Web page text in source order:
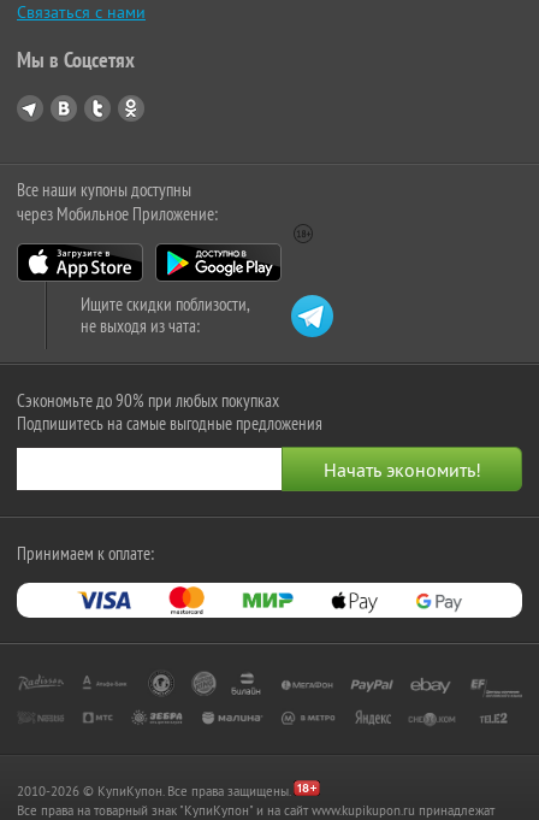
Связаться с нами
Мы в Соцсетях
Все наши купоны доступны
через Мобильное Приложение:
Ищите скидки поблизости,
не выходя из чата:
Сэкономьте до 90% при любых покупках
Подпишитесь на самые выгодные предложения
Принимаем к оплате:
2010-2026 © КупиКупон. Все права защищены.
Все права на товарный знак "КупиКупон" и на сайт www.kupikupon.ru принадлежат